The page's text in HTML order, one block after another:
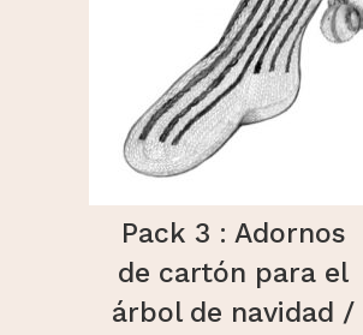
Pack 3 : Adornos
de cartón para el
árbol de navidad /